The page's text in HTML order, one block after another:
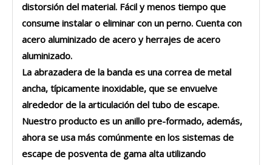
distorsión del material. Fácil y menos tiempo que
consume instalar o eliminar con un perno. Cuenta con
acero aluminizado de acero y herrajes de acero
aluminizado.
La abrazadera de la banda es una correa de metal
ancha, típicamente inoxidable, que se envuelve
alrededor de la articulación del tubo de escape.
Nuestro producto es un anillo pre-formado, además,
ahora se usa más comúnmente en los sistemas de
escape de posventa de gama alta utilizando